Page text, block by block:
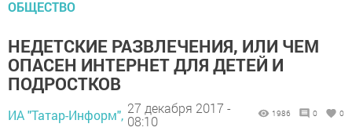
ОБЩЕСТВО
НЕДЕТСКИЕ РАЗВЛЕЧЕНИЯ, ИЛИ ЧЕМ
ОПАСЕН ИНТЕРНЕТ ДЛЯ ДЕТЕЙ И
ПОДРОСТКОВ
ИА "Татар-Информ", 27 декабря 2017 -
08:10
1986 0 0